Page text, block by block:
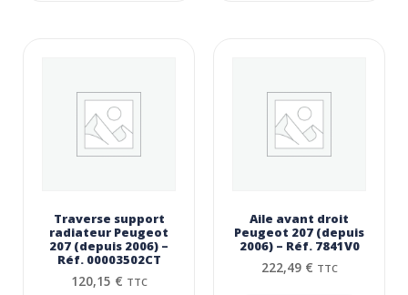
Traverse support
radiateur Peugeot
207 (depuis 2006) –
Réf. 00003502CT
120,15 € TTC
Aile avant droit
Peugeot 207 (depuis
2006) – Réf. 7841V0
222,49 € TTC